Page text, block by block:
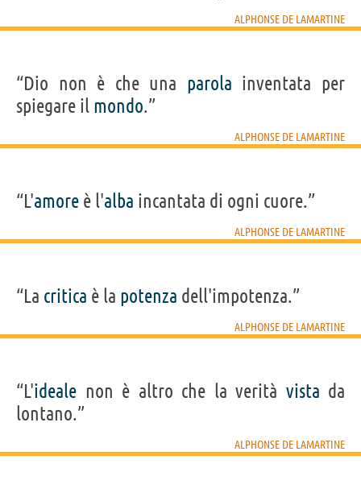
ALPHONSE DE LAMARTINE
“Dio non è che una parola inventata per
spiegare il mondo.”
ALPHONSE DE LAMARTINE
“L'amore è l'alba incantata di ogni cuore.”
ALPHONSE DE LAMARTINE
“La critica è la potenza dell'impotenza.”
ALPHONSE DE LAMARTINE
“L'ideale non è altro che la verità vista da
lontano.”
ALPHONSE DE LAMARTINE